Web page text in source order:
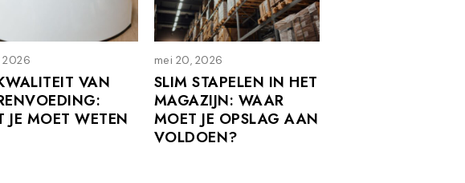
2026
u
l
i
9
VAN
JE MOET WETEN
mei 20, 2026
e
2
0
,
2
SLIM STAPELEN IN HET
MAGAZIJN: WAAR
MOET JE OPSLAG AAN
VOLDOEN?